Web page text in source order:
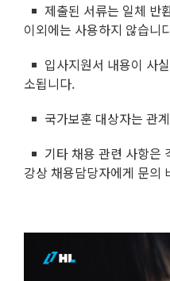
제출된 서류는 일체 반
이외에는 사용하지 않습니
입사지원서 내용이 사
소됩니다.
국가보훈 대상자는 관
기타 채용 관련 사항은
강상 채용담당자에게 문의